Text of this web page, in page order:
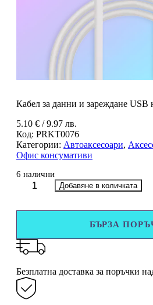
Кабел за данни и зареждане USB
5.10 € / 9.97 лв.
Код: PRKT0076
Категории: Автоаксесоари,
Офис консумативи
6 налични
количество
и
зареждане
USB
към
USB
Type-
C
Добавяне в количката
БЪРЗА
Безплатна доставка за поръчки